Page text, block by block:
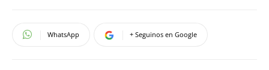
WhatsApp + Seguinos en Google